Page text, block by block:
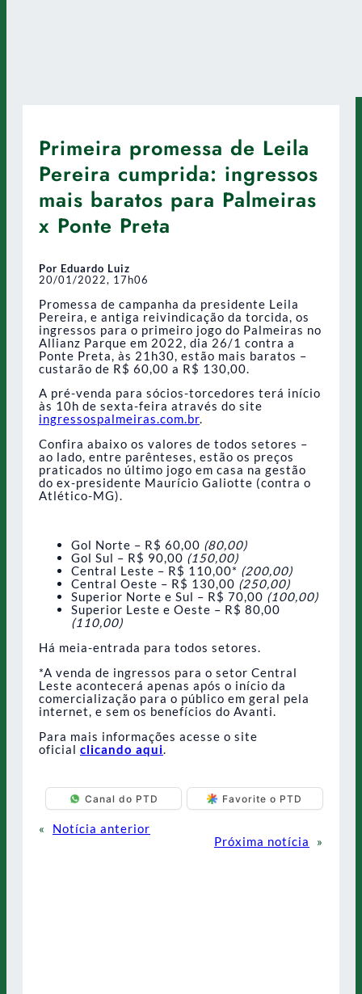
Primeira promessa de Leila
Pereira cumprida: ingressos
mais baratos para Palmeiras
x Ponte Preta
Por Eduardo Luiz
20/01/2022, 17h06
Promessa de campanha da presidente Leila
Pereira, e antiga reivindicação da torcida, os
ingressos para o primeiro jogo do Palmeiras no
Allianz Parque em 2022, dia 26/1 contra a
Ponte Preta, às 21h30, estão mais baratos –
custarão de R$ 60,00 a R$ 130,00.
A pré-venda para sócios-torcedores terá início
às 10h de sexta-feira através do site
ingressospalmeiras.com.br.
Confira abaixo os valores de todos setores –
ao lado, entre parênteses, estão os preços
praticados no último jogo em casa na gestão
do ex-presidente Maurício Galiotte (contra o
Atlético-MG).
Gol Norte – R$ 60,00 (80,00)
Gol Sul – R$ 90,00 (150,00)
Central Leste – R$ 110,00* (200,00)
Central Oeste – R$ 130,00 (250,00)
Superior Norte e Sul – R$ 70,00 (100,00)
Superior Leste e Oeste – R$ 80,00
(110,00)
Há meia-entrada para todos setores.
*A venda de ingressos para o setor Central
Leste acontecerá apenas após o início da
comercialização para o público em geral pela
internet, e sem os benefícios do Avanti.
Para mais informações acesse o site
oficial clicando aqui
Canal do PTD Favorite o PTD
«
Notícia anterior
Próxima notícia
»